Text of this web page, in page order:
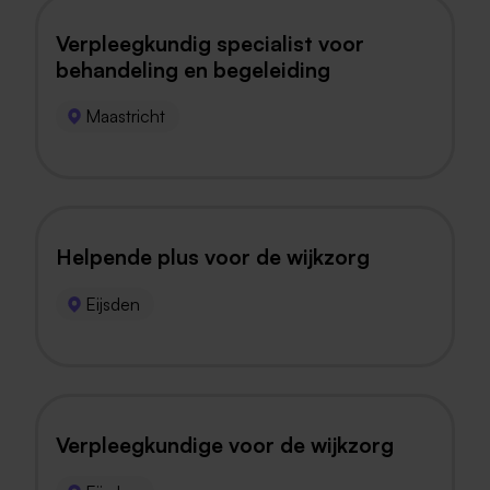
Verpleegkundig specialist voor
behandeling en begeleiding
Maastricht
Helpende plus voor de wijkzorg
Eijsden
Verpleegkundige voor de wijkzorg